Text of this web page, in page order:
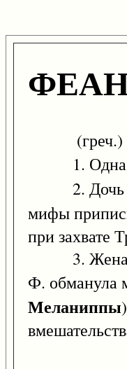
(греч.)
1. Одна
2. Дочь
мифы
при захвате
3. Жена
Ф. обманула
Меланиппы